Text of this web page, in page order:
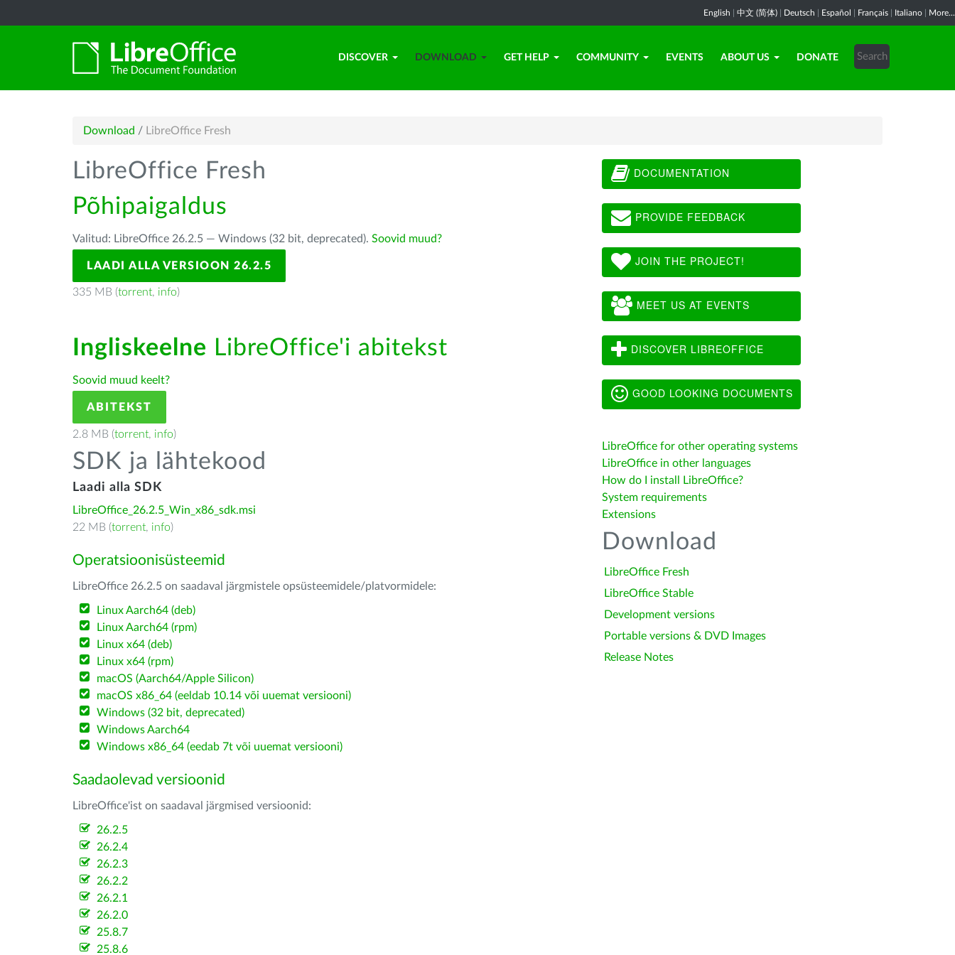
English 中文 (简体) Deutsch Español Français Italiano More...
DISCOVER DOWNLOAD GET HELP COMMUNITY EVENTS ABOUT US DONATE
Download / LibreOffice Fresh
LibreOffice Fresh
Põhipaigaldus
Valitud: LibreOffice 26.2.5 — Windows (32 bit, deprecated). Soovid muud?
LAADI ALLA VERSIOON 26.2.5
335 MB (torrent, info)
Ingliskeelne LibreOffice'i abitekst
Soovid muud keelt?
ABITEKST
2.8 MB (torrent, info)
SDK ja lähtekood
Laadi alla SDK
LibreOffice_26.2.5_Win_x86_sdk.msi
22 MB (torrent, info)
Operatsioonisüsteemid
LibreOffice 26.2.5 on saadaval järgmistele opsüsteemidele/platvormidele:
Linux Aarch64 (deb)
Linux Aarch64 (rpm)
Linux x64 (deb)
Linux x64 (rpm)
macOS (Aarch64/Apple Silicon)
macOS x86_64 (eeldab 10.14 või uuemat versiooni)
Windows (32 bit, deprecated)
Windows Aarch64
Windows x86_64 (eedab 7t või uuemat versiooni)
Saadaolevad versioonid
LibreOffice'ist on saadaval järgmised versioonid:
26.2.5
26.2.4
26.2.3
26.2.2
26.2.1
26.2.0
25.8.7
25.8.6
DOCUMENTATION
PROVIDE FEEDBACK
JOIN THE PROJECT!
MEET US AT EVENTS
DISCOVER LIBREOFFICE
GOOD LOOKING DOCUMENTS
LibreOffice for other operating systems
LibreOffice in other languages
How do I install LibreOffice?
System requirements
Extensions
Download
LibreOffice Fresh
LibreOffice Stable
Development versions
Portable versions & DVD Images
Release Notes